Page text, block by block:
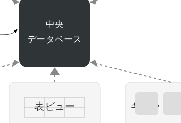
中央
データベース
ギャラリー
表ビュー